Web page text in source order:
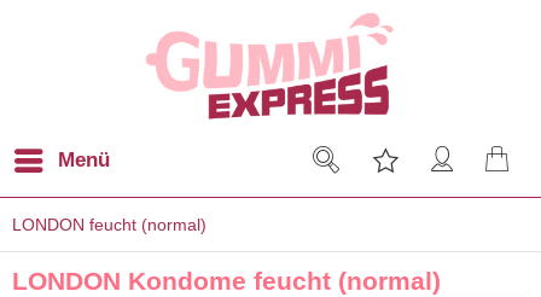
Menü
LONDON feucht (normal)
LONDON Kondome feucht (normal)